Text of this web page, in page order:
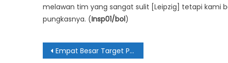
melawan tim yang sangat sulit [Leipzig] tetapi kami
pungkasnya. (Insp01/bol)
Navigasi
Empat Besar Target Paling Realistis untuk MU